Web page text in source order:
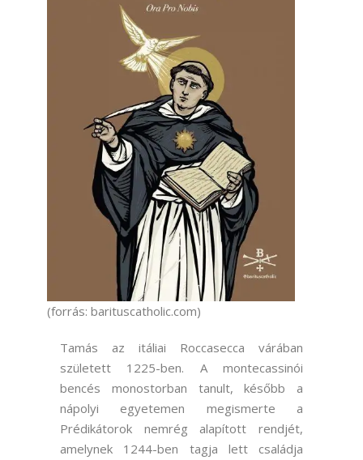
(forrás: barituscatholic.com)
Tamás az itáliai Roccasecca várában
született 1225-ben. A montecassinói
bencés monostorban tanult, később a
nápolyi egyetemen megismerte a
Prédikátorok nemrég alapított rendjét,
amelynek 1244-ben tagja lett családja